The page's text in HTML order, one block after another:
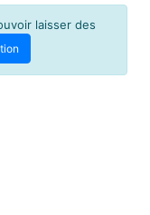
laisser des